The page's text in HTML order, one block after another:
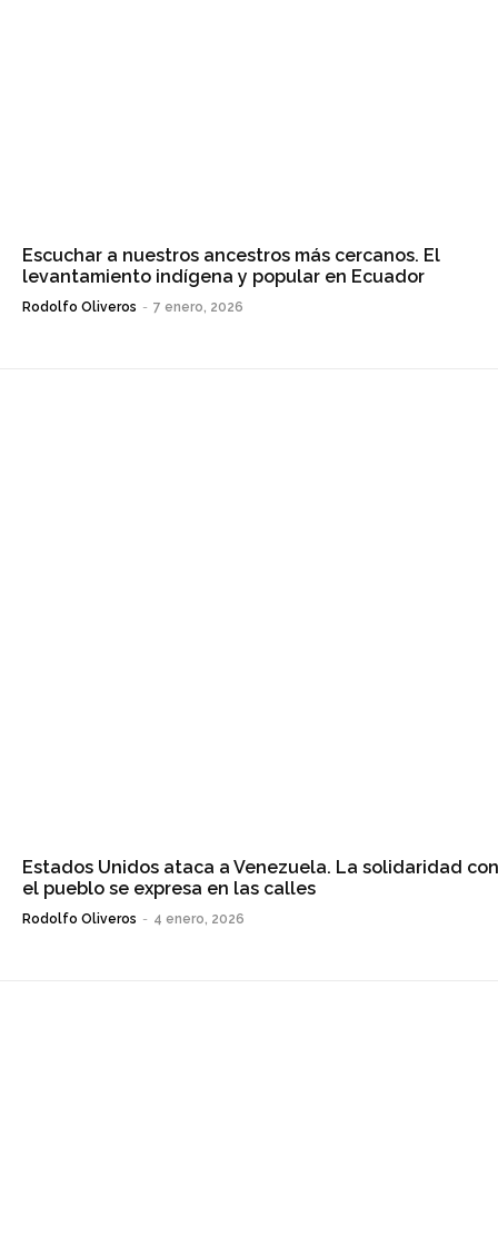
Escuchar a nuestros ancestros más cercanos. El
levantamiento indígena y popular en Ecuador
Rodolfo Oliveros - 7 enero, 2026
Estados Unidos ataca a Venezuela. La solidaridad con
el pueblo se expresa en las calles
Rodolfo Oliveros - 4 enero, 2026